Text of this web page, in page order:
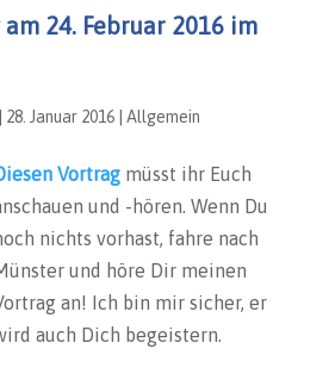
24. Februar 2016 im
28. Januar 2016| Allgemein
Vortragmüsst ihr Euch
und -hören. Wenn Du
nichts vorhast, fahre nach
und höre Dir meinen
an! Ich bin mir sicher, er
auch Dich begeistern.